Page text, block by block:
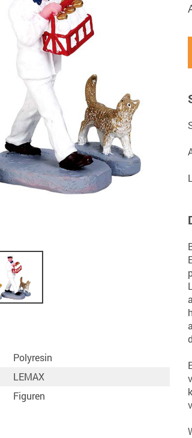
Polyresin
LEMAX
Figuren